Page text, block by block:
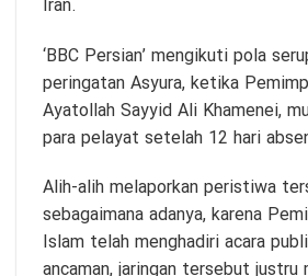
Iran.
‘BBC Persian’ mengikuti pola
peringatan Asyura, ketika
Ayatollah Sayyid Ali Khamenei,
para pelayat setelah 12 hari
Alih-alih melaporkan peristiwa
sebagaimana adanya, karena
Islam telah menghadiri acara
ancaman, jaringan tersebut justru